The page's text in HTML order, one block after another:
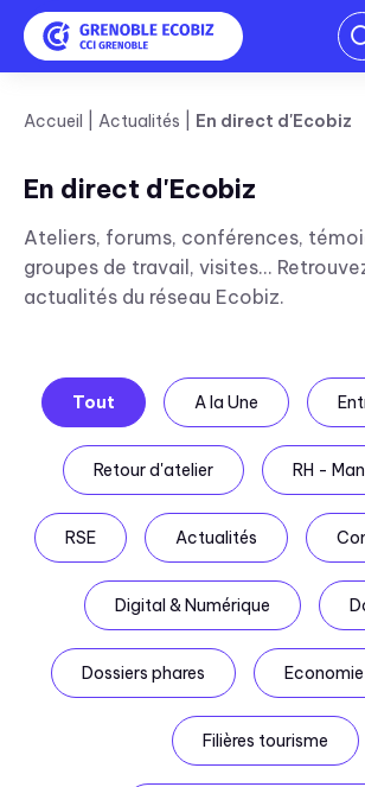
Accueil Actualités En direct d'Ecobiz
En direct d'Ecobiz
Ateliers, forums, conférences,
groupes de travail, visites...
actualités du réseau Ecobiz.
Tout A la Une
Retour d'atelier RH -
RSE Actualités
Digital & Numérique
Dossiers phares
Filières tourisme